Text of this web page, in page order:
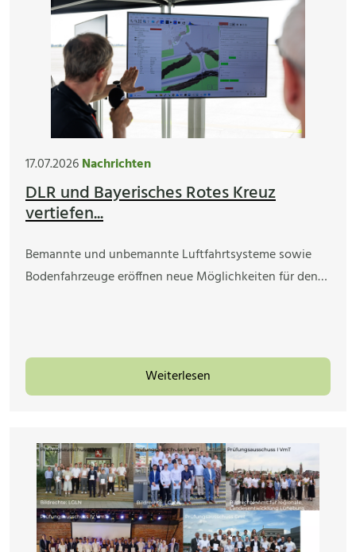
17.07.2026Nachrichten
DLR und Bayerisches Rotes Kreuz
vertiefen...
Bemannte und unbemannte Luftfahrtsysteme sowie
Bodenfahrzeuge eröffnen neue Möglichkeiten für den…
Weiterlesen